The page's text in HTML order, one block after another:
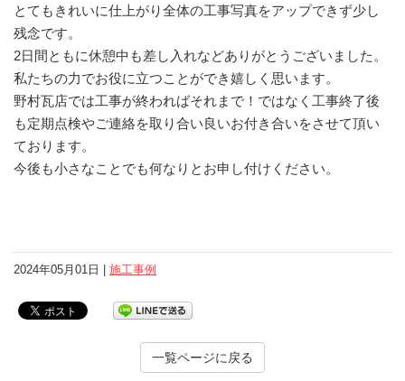
とてもきれいに仕上がり全体の工事写真をアップできず少し
残念です。
2日間ともに休憩中も差し入れなどありがとうございました。
私たちの力でお役に立つことができ嬉しく思います。
野村瓦店では工事が終わればそれまで！ではなく工事終了後
も定期点検やご連絡を取り合い良いお付き合いをさせて頂い
ております。
今後も小さなことでも何なりとお申し付けください。
2024年05月01日 | 施工事例
一覧ページに戻る